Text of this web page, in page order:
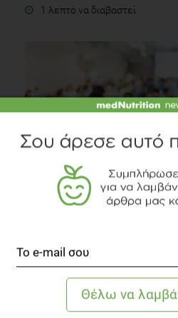
1 λεπτό να διαβαστεί
Τελικές Οδηγίες για την